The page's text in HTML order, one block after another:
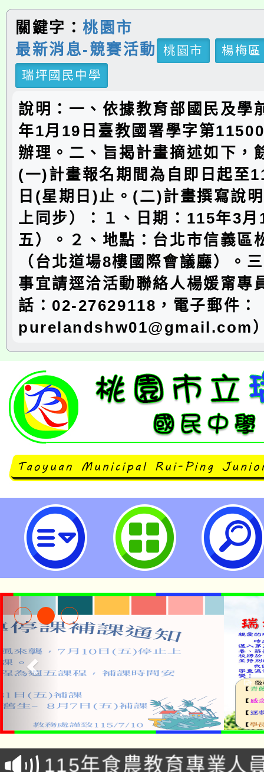
關鍵字：桃園市
最新消息-競賽活動
桃園市
楊梅區
瑞坪國民中學
說明：一、依據教育部國民及學
年1月19日臺教國署學字第
辦理。二、旨揭計畫摘述如下，
(一)計畫報名期間為自即日起至
日(星期日)止。(二)計畫撰寫說
上同步）：１、日期：115年3
五）。２、地點：台北市信義區
（台北道場8樓國際會議廳）。
事宜請逕洽活動聯絡人楊媛甯專
話：02-27629118，電子郵件：
purelandshw01@gmail.com
neilrpjhstyc網站設計者：徐嘉
淨零綠生活教案入校路
會
115年食農教育專業人